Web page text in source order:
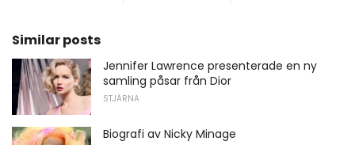
Similar posts
Jennifer Lawrence presenterade en ny
samling påsar från Dior
STJÄRNA
Biografi av Nicky Minage